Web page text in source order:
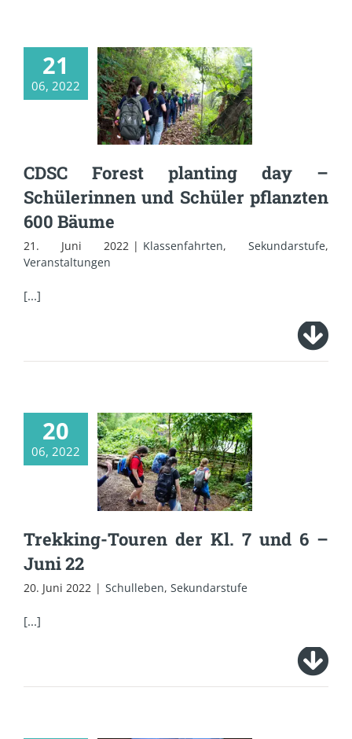
21
06, 2022
CDSC Forest
planting day –
Schülerinnen und
Schüler pflanzten
600 Bäume
CDSC Forest planting day –
Schülerinnen und Schüler pflanzten
600 Bäume
21. Juni 2022 | Klassenfahrten, Sekundarstufe,
Veranstaltungen
[...]
20
06, 2022
Trekking-Touren der
Kl. 7 und 6 – Juni 22
Trekking-Touren der Kl. 7 und 6 –
Juni 22
20. Juni 2022 | Schulleben, Sekundarstufe
[...]